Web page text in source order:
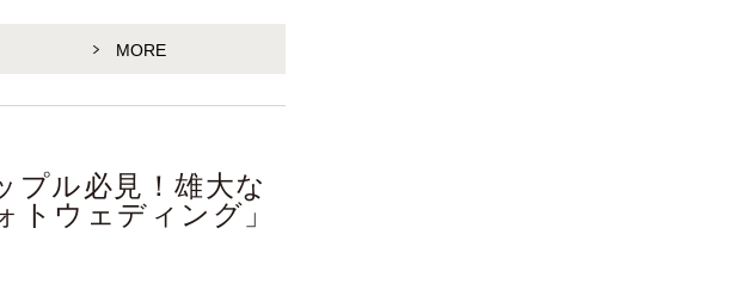
MORE
プル必見！雄大な
トウェディング」